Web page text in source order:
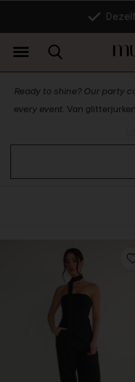
14
Ready to shine? Our party
every event. Van
Trendy, opvallend en
Ready to have all eyes